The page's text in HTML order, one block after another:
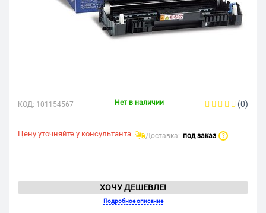
КОД: 101154567 Нет в наличии (0)
Цену уточняйте у консультанта Доставка: под заказ ?
ХОЧУ ДЕШЕВЛЕ!
Подробное описание